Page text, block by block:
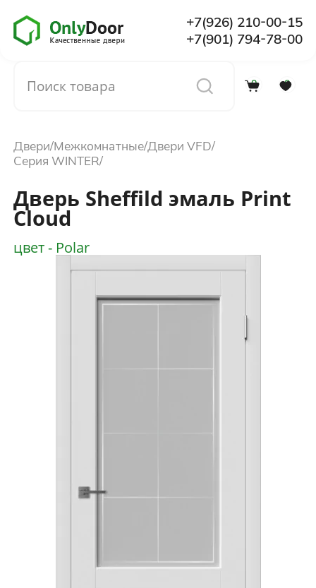
+7(926) 210-00-15
+7(901) 794-78-00
0 0
О компании
Установка
Доставка и оплата
Двери Межкомнатные Двери VFD
Серия WINTER
Дверь Sheffild эмаль Print
Cloud
цвет - Polar